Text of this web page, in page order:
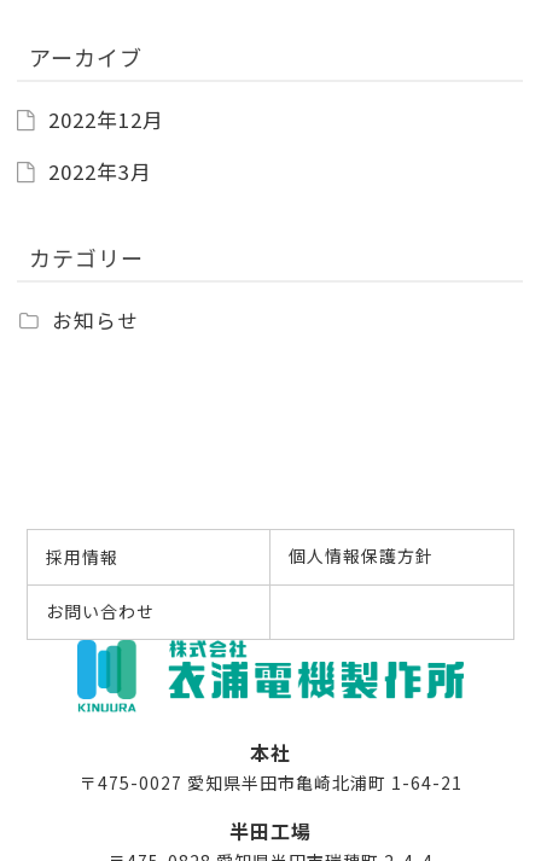
アーカイブ
2022年12月
2022年3月
カテゴリー
お知らせ
本社
〒475-0027 愛知県半田市亀崎北浦町 1-64-21
半田工場
採用情報 個人情報保護方針
お問い合わせ